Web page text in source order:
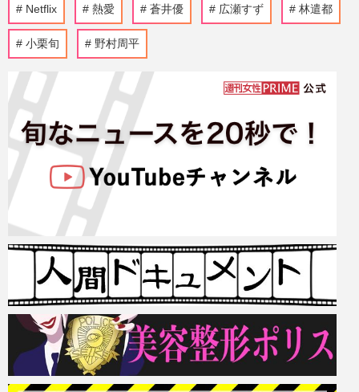
Netflix 熱愛 蒼井優 広瀬すず 林遣都
小栗旬 野村周平